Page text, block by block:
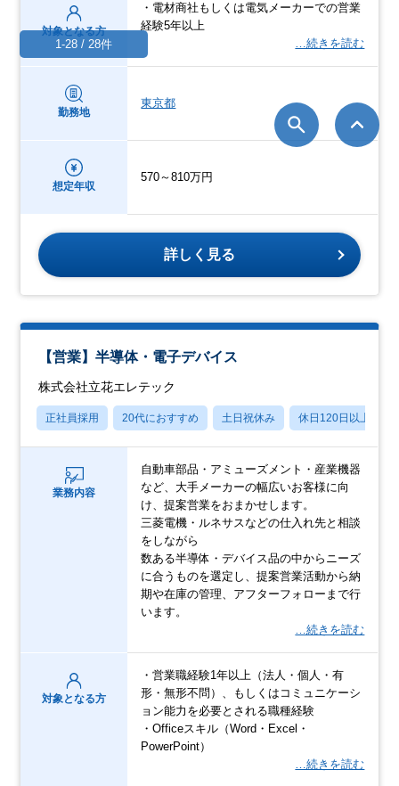
対象となる方
・電材商社もしくは電気メーカーでの営業
経験5年以上
…続きを読む
勤務地
東京都
想定年収
570～810万円
詳しく見る
【営業】半導体・電⼦デバイス
株式会社立花エレテック
正社員採用 20代におすすめ 土日祝休み 休日120日以上
業務内容
自動車部品・アミューズメント・産業機器
など、大手メーカーの幅広いお客様に向
け、提案営業をおまかせします。
三菱電機・ルネサスなどの仕入れ先と相談
をしながら
数ある半導体・デバイス品の中からニーズ
に合うものを選定し、提案営業活動から納
期や在庫の管理、アフターフォローまで行
います。
…続きを読む
対象となる方
・営業職経験1年以上（法人・個人・有
形・無形不問）、もしくはコミュニケーシ
ョン能力を必要とされる職種経験
・Officeスキル（Word・Excel・
PowerPoint）
…続きを読む
1-28 / 28件